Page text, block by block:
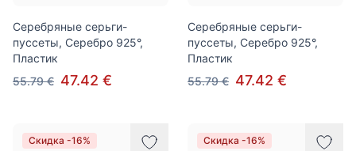
Серебряные серьги-
пуссеты, Серебро 925°,
Пластик
55.79 € 47.42 €
Серебряные серьги-
пуссеты, Серебро 925°,
Пластик
55.79 € 47.42 €
Скидка -16% Скидка -16%